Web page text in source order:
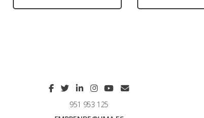
951 953 125